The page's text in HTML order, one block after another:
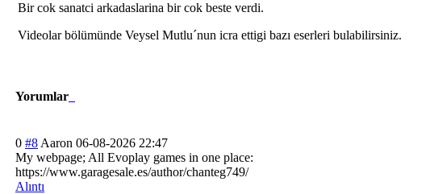
Bir cok sanatci arkadaslarina bir cok beste verdi.
Videolar bölümünde Veysel Mutlu´nun icra ettigi bazı eserleri bulabilirsiniz.
Yorumlar
0 #8 Aaron 06-08-2026 22:47
My webpage; All Evoplay games in one place:
https://www.garagesale.es/author/chanteg749/
Alıntı